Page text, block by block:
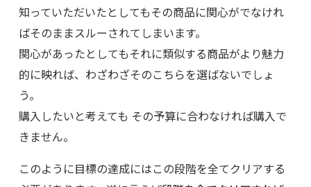
知っていただいたとしてもその商品に関心がでなけれ
ばそのままスルーされてしまいます。
関心があったとしてもそれに類似する商品がより魅力
的に映れば、わざわざそのこちらを選ばないでしょ
う。
購入したいと考えても その予算に合わなければ購入で
きません。
このように目標の達成にはこの段階を全てクリアする